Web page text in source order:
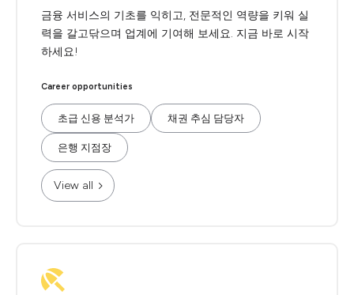
금융 서비스의 기초를 익히고, 전문적인 역량을 키워 실
력을 갈고닦으며 업계에 기여해 보세요. 지금 바로 시작
하세요!
Career opportunities
초급 신용 분석가 채권 추심 담당자
은행 지점장
View all